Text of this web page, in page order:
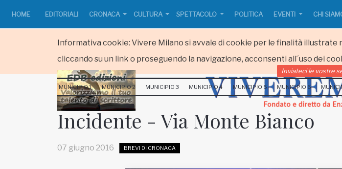
Informativa cookie: Vivere Milano si avvale di cookie per le finalità
cliccando su un link o proseguendo la navigazione, acconsenti all´uso dei
HOME EDITORIALI CRONACA CULTURA SPETTACOLO POLITICA EVENTI CHI
Inviateci le vostre
MUNICIPIO 1 MUNICIPIO 2 MUNICIPIO 3 MUNICIPIO 4 MUNICIPIO 5 MUNICIPIO 6
Incidente - Via Monte Bianco
07 giugno 2016 BREVI DI CRONACA